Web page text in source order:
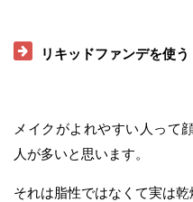
リキッドファンデを使う
メイクがよれやすい人って
人が多いと思います。
それは脂性ではなくて実は乾